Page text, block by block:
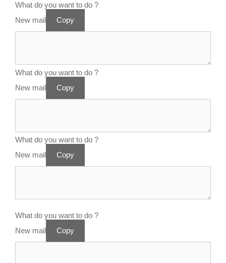
What do you want to do ?
New mail
Copy
What do you want to do ?
New mail
Copy
What do you want to do ?
New mail
Copy
What do you want to do ?
New mail
Copy